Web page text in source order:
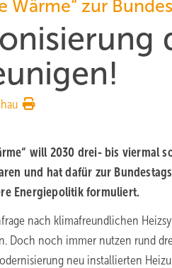
Wärme“ zur
will 2030 drei- bis viermal
und hat dafür zur
Energiepolitik formuliert.
nach klimafreundlichen
Doch noch immer nutzen rund
neu installierten